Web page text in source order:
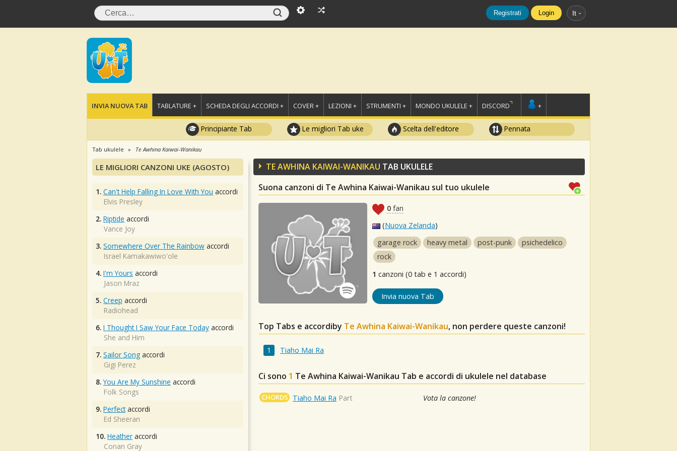
Registrati Login It
INVIA NUOVA TAB TABLATURE + SCHEDA DEGLI ACCORDI + COVER + LEZIONI + STRUMENTI + MONDO UKULELE + DISCORD +
Principiante Tab Le migliori Tab uke Scelta dell'editore Pennata
Tab ukulele Te Awhina Kaiwai-Wanikau
TE AWHINA KAIWAI-WANIKAU TAB UKULELE
Suona canzoni di Te Awhina Kaiwai-Wanikau sul tuo ukulele
0 fan
(Nuova Zelanda)
garage rock
heavy metal post-punk
psichedelico
rock
1 canzoni (0 tab e 1 accordi)
Invia nuova Tab
Top Tabs e accordiby Te Awhina Kaiwai-Wanikau, non perdere queste canzoni!
Tiaho Mai Ra
Ci sono 1 Te Awhina Kaiwai-Wanikau Tab e accordi di ukulele nel database
CHORDS Tiaho Mai Ra Part Vota la canzone!
LE MIGLIORI CANZONI UKE (AGOSTO)
1. Can't Help Falling In Love With You accordi
Elvis Presley
2. Riptide accordi
Vance Joy
3. Somewhere Over The Rainbow accordi
Israel Kamakawiwo'ole
4. I'm Yours accordi
Jason Mraz
5. Creep accordi
Radiohead
6. I Thought I Saw Your Face Today accordi
She and Him
7. Sailor Song accordi
Gigi Perez
8. You Are My Sunshine accordi
Folk Songs
9. Perfectaccordi
Ed Sheeran
10. Heather accordi
Conan Gray